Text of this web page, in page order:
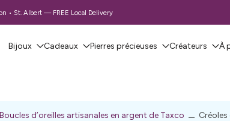
• St. Albert — FREE Local Delivery
Bijoux Cadeaux Pierres précieuses Créateurs À
Boucles d’oreilles artisanales en argent de Taxco